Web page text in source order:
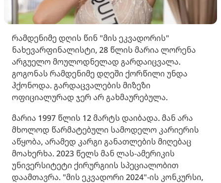
რამდენიმე დღის წინ "მის ეკვადორის"
ნახევარფინალისტი, 28 წლის მარია ლორენა
არგუელო მოულოდნელად გარდაიცვალა.
გოგონას რამდენიმე დღეში ქორწილი უნდა
ჰქონოდა. გარდაცვალების მიზეზი
ოფიციალურად ჯერ არ გახმაურებულა.
მარია 1997 წლის 12 მარტს დაიბადა. მან არა
მხოლოდ წარმატებული სამოდელო კარიერის
აწყობა, არამედ კარგი განათლების მიღებაც
მოახერხა. 2023 წელს მან ლას-ამერიკის
უნივერსიტეტი ქირურგიის სპეციალობით
დაამთავრა. "მის ეკვადორი 2024"-ის კონკურსი,